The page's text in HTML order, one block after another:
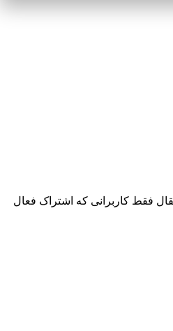
فقط کاربرانی که اشتراک فعال